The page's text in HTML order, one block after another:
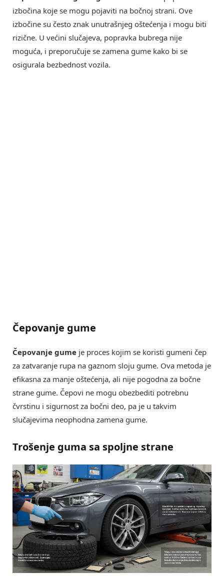
izbočina koje se mogu pojaviti na bočnoj strani. Ove
izbočine su često znak unutrašnjeg oštećenja i mogu biti
rizične. U većini slučajeva, popravka bubrega nije
moguća, i preporučuje se zamena gume kako bi se
osigurala bezbednost vozila.
Čepovanje gume
Čepovanje gume je proces kojim se koristi gumeni čep
za zatvaranje rupa na gaznom sloju gume. Ova metoda je
efikasna za manje oštećenja, ali nije pogodna za bočne
strane gume. Čepovi ne mogu obezbediti potrebnu
čvrstinu i sigurnost za bočni deo, pa je u takvim
slučajevima neophodna zamena gume.
Trošenje guma sa spoljne strane